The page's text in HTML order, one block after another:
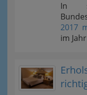
In
2017
im